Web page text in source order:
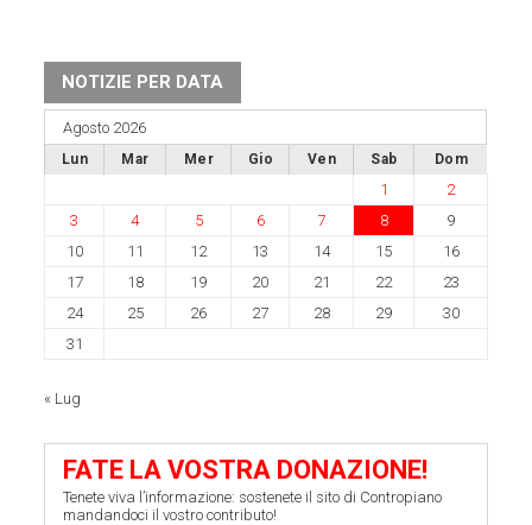
NOTIZIE PER DATA
Agosto 2026
Lun Mar Mer Gio Ven Sab Dom
1
2
3
4 5 6 7 8
9
10
11 12 13 14 15
16
17
18 19 20 21 22
23
24
25 26 27 28 29
30
31
« Lug
FATE LA VOSTRA DONAZIONE!
Tenete viva l’informazione: sostenete il sito di Contropiano
mandandoci il vostro contributo!